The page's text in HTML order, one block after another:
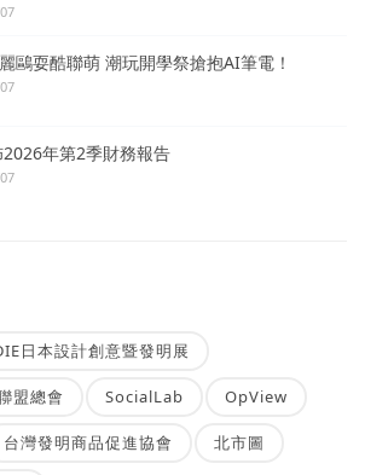
鷗耍酷聯萌 潮玩開學祭搶抱AI筆電！
年第2季財務報告
日本設計創意暨發明展
盟總會 SocialLab OpView
台灣發明商品促進協會 北市圖